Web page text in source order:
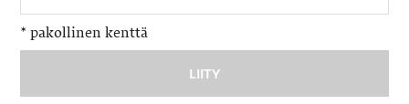
* pakollinen kenttä